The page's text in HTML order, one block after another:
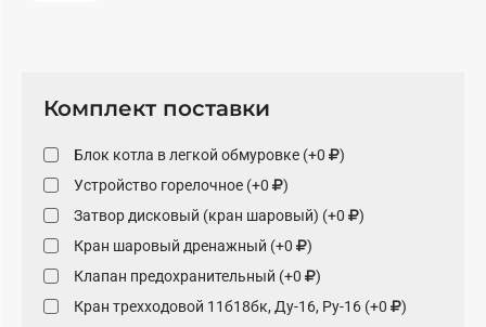
Комплект поставки
Блок котла в легкой обмуровке (+0
)
Устройство горелочное (+0
)
Затвор дисковый (кран шаровый) (+0
)
Кран шаровый дренажный (+0
)
Клапан предохранительный (+0
)
Кран трехходовой 11б18бк, Ду-16, Ру-16 (+0
)